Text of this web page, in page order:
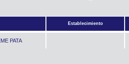
Establecimiento
PATA